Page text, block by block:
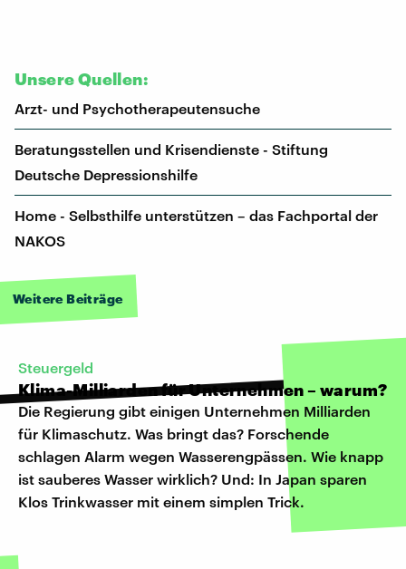
Unsere Quellen:
Arzt- und Psychotherapeutensuche
Beratungsstellen und Krisendienste - Stiftung
Deutsche Depressionshilfe
Home - Selbsthilfe unterstützen – das Fachportal der
NAKOS
Weitere Beiträge
Steuergeld
Klima-Milliarden für Unternehmen – warum?
Die Regierung gibt einigen Unternehmen Milliarden
für Klimaschutz. Was bringt das? Forschende
schlagen Alarm wegen Wasserengpässen. Wie knapp
ist sauberes Wasser wirklich? Und: In Japan sparen
Klos Trinkwasser mit einem simplen Trick.